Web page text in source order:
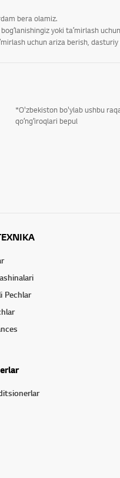
bera olamiz.
yoki taʼmirlash
uchun ariza berish,
*O'zbekiston bo'ylab ushbu
qoʻngʻiroqlari bepul
Pechlar